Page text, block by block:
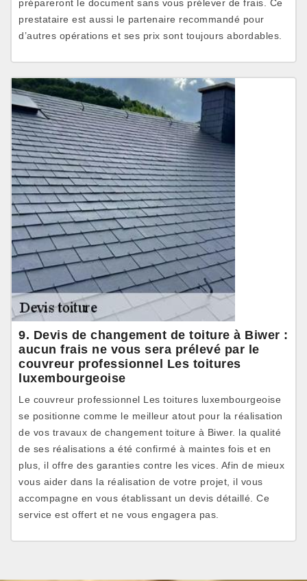
prépareront le document sans vous prélever de frais. Ce
prestataire est aussi le partenaire recommandé pour
d’autres opérations et ses prix sont toujours abordables.
9. Devis de changement de toiture à Biwer :
aucun frais ne vous sera prélevé par le
couvreur professionnel Les toitures
luxembourgeoise
Le couvreur professionnel Les toitures luxembourgeoise
se positionne comme le meilleur atout pour la réalisation
de vos travaux de changement toiture à Biwer. la qualité
de ses réalisations a été confirmé à maintes fois et en
plus, il offre des garanties contre les vices. Afin de mieux
vous aider dans la réalisation de votre projet, il vous
accompagne en vous établissant un devis détaillé. Ce
service est offert et ne vous engagera pas.